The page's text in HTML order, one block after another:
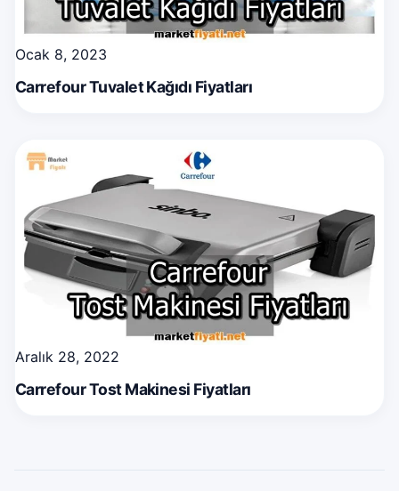
Ocak 8, 2023
Carrefour Tuvalet Kağıdı Fiyatları
Aralık 28, 2022
Carrefour Tost Makinesi Fiyatları